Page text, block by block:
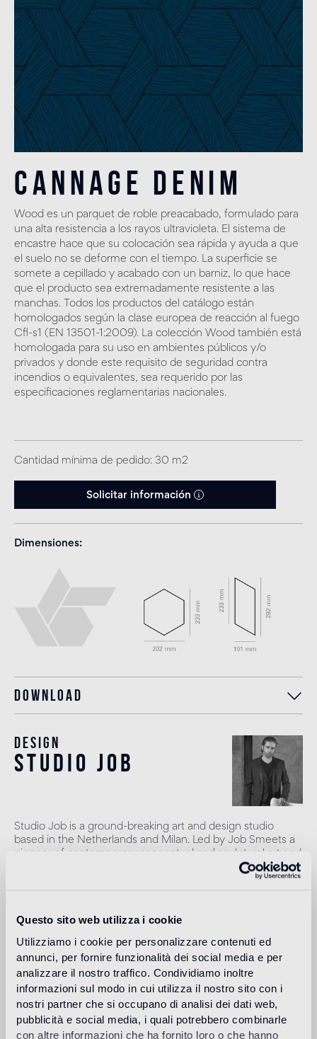
Questo sito web utilizza i cookie
Utilizziamo i cookie per personalizzare contenuti ed
annunci, per fornire funzionalità dei social media e per
analizzare il nostro traffico. Condividiamo inoltre
informazioni sul modo in cui utilizza il nostro sito con i
nostri partner che si occupano di analisi dei dati web,
pubblicità e social media, i quali potrebbero combinarle
con altre informazioni che ha fornito loro o che hanno
Cannage Denim
Wood es un parquet de roble preacabado, formulado para
una alta resistencia a los rayos ultravioleta. El sistema de
encastre hace que su colocación sea rápida y ayuda a que
el suelo no se deforme con el tiempo. La superficie se
somete a cepillado y acabado con un barniz, lo que hace
que el producto sea extremadamente resistente a las
manchas. Todos los productos del catálogo están
homologados según la clase europea de reacción al fuego
Cfl-s1 (EN 13501-1:2009). La colección Wood también está
homologada para su uso en ambientes públicos y/o
privados y donde este requisito de seguridad contra
incendios o equivalentes, sea requerido por las
especificaciones reglamentarias nacionales.
Cantidad mínima de pedido: 30 m2
Solicitar información
Dimensiones
Download
Design
studio job
Studio Job is a ground-breaking art and design studio
based in the Netherlands and Milan. Led by Job Smeets a
pioneer of contemporary conceptual and sculptural art and
design, he founded Studio Job in 1998 in the renaissance
spirit, combining traditional and modern techniques to
projects and works in their atelier in the Netherlands. The
range of high profile clients, galleries and brands.
Más información
Uso previsto